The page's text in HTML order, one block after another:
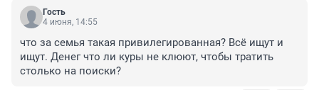
Гость
4 июня, 14:55
что за семья такая привилегированная? Всё ищут и
ищут. Денег что ли куры не клюют, чтобы тратить
столько на поиски?